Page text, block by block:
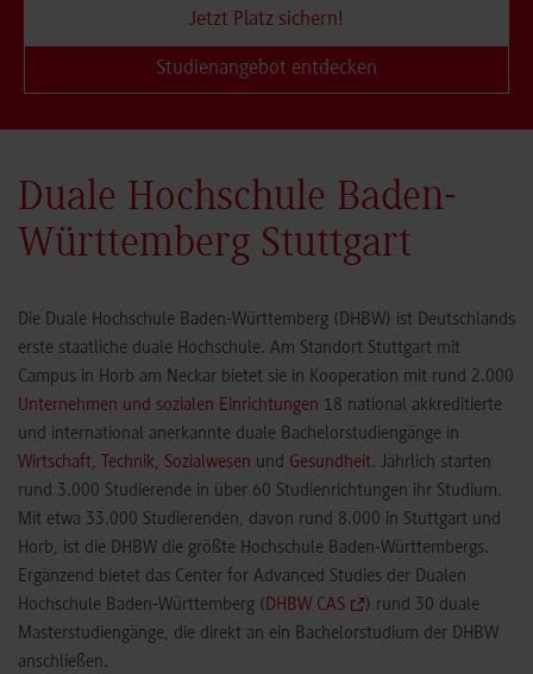
Jetzt Platz sichern!
Studienangebot entdecken
Duale Hochschule Baden-
Württemberg Stuttgart
Die Duale Hochschule Baden-Württemberg (DHBW) ist Deutschlands
erste staatliche duale Hochschule. Am Standort Stuttgart mit
Campus in Horb am Neckar bietet sie in Kooperation mit rund 2.000
Unternehmen und sozialen Einrichtungen 18 national akkreditierte
und international anerkannte duale Bachelorstudiengänge in
Wirtschaft, Technik, Sozialwesen und Gesundheit. Jährlich starten
rund 3.000 Studierende in über 60 Studienrichtungen ihr Studium.
Mit etwa 33.000 Studierenden, davon rund 8.000 in Stuttgart und
Horb, ist die DHBW die größte Hochschule Baden-Württembergs.
Ergänzend bietet das Center for Advanced Studies der Dualen
Hochschule Baden-Württemberg (DHBW CAS
) rund 30 duale
Masterstudiengänge, die direkt an ein Bachelorstudium der DHBW
anschließen.